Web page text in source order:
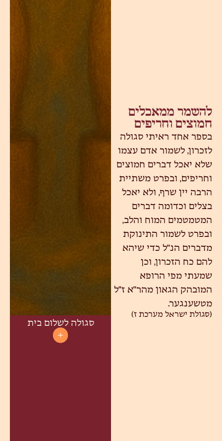
להשמר ממאכלים
חמוצים וחריפים
בספר אחד ראיתי סגולה
לזכרון, לשמור אדם עצמו
שלא יאכל דברים חמוצים
וחריפים, ובפרט משתיית
הרבה יין שרף, ולא יאכל
בצלים וכדומה דברים
המטמטמים המוח והלב,
ובפרט לשמור התינוקת
מדברים הנ"ל כדי שיהא
להם כח הזכרון, וכן
שמעתי מפי הרופא
המובהק הגאון מהר"א ז"ל
מטשענגער.
(סגולת ישראל מערכת ז)
סגולה לשלום בית